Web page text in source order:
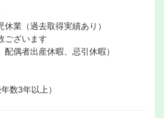
業（過去取得実績あり）
ございます
偶者出産休暇、忌引休暇）
数3年以上）